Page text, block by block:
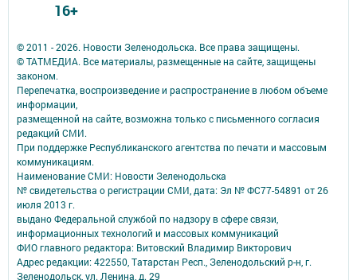
© 2011 - 2026. Новости Зеленодольска. Все права защищены.
© ТАТМЕДИА. Все материалы, размещенные на сайте, защищены
законом.
Перепечатка, воспроизведение и распространение в любом объеме
информации,
размещенной на сайте, возможна только с письменного согласия
редакций СМИ.
При поддержке Республиканского агентства по печати и массовым
коммуникациям.
Наименование СМИ: Новости Зеленодольска
№ свидетельства о регистрации СМИ, дата: Эл № ФС77-54891 от 26
июля 2013 г.
выдано Федеральной службой по надзору в сфере связи,
информационных технологий и массовых коммуникаций
ФИО главного редактора: Витовский Владимир Викторович
Адрес редакции: 422550, Татарстан Респ., Зеленодольский р-н, г.
Зеленодольск, ул. Ленина, д. 29
16+